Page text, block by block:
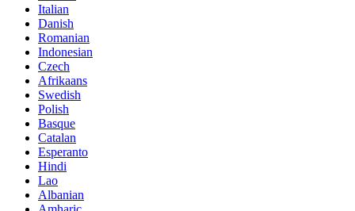
Italian
Danish
Romanian
Indonesian
Czech
Afrikaans
Swedish
Polish
Basque
Catalan
Esperanto
Hindi
Lao
Albanian